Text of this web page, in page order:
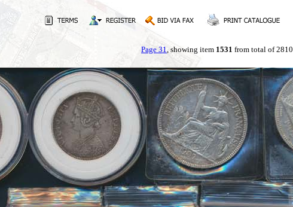
Page 31, showing item 1531 from total of 2810